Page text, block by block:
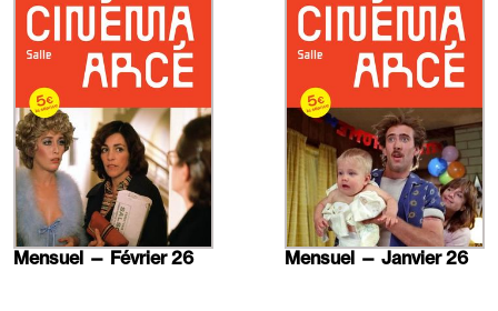
Mensuel — Février 26
plus
Mensuel — Janvier 26
plus